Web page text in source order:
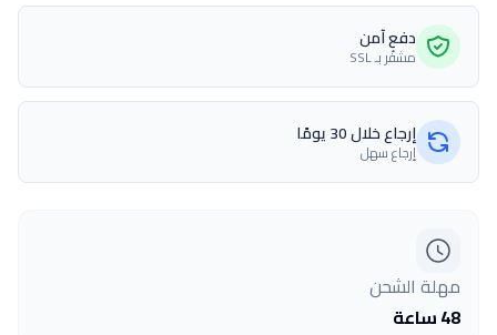
دفع آمن
مشفّر بـ SSL
إرجاع خلال 30 يومًا
إرجاع سهل
مهلة الشحن
48 ساعة